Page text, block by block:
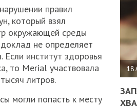
правил
который взял
окружающей среды
не определяет
Если институт здоровья
то Merial участвовала
литров.
могли попасть к месту
ДО
ЄС
-